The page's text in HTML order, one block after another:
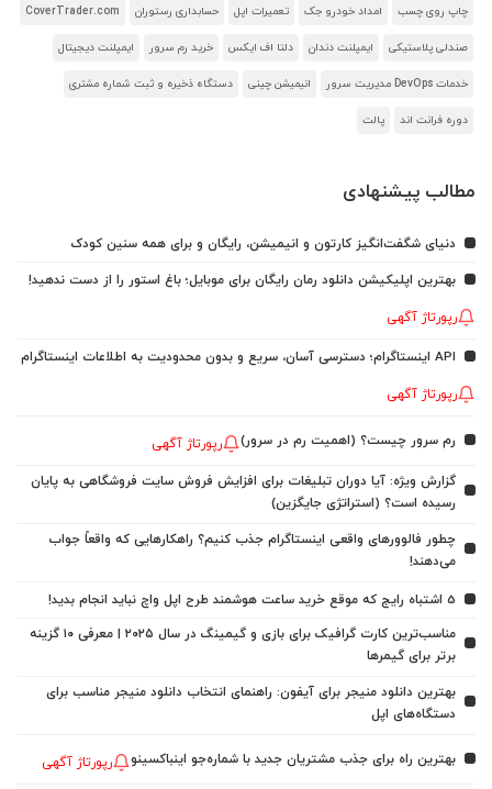
چاپ روی چسب امداد خودرو جک تعمیرات اپل حسابداری رستوران CoverTrader.com
صندلی پلاستیکی ایمپلنت دندان دلتا اف ایکس خرید رم سرور ایمپلنت دیجیتال
خدمات DevOps مدیریت سرور انیمیشن چینی دستگاه ذخیره و ثبت شماره مشتری
دوره فرانت اند پالت
مطالب پیشنهادی
دنیای شگفت‌انگیز کارتون و انیمیشن، رایگان و برای همه سنین کودک
بهترین اپلیکیشن دانلود رمان رایگان برای موبایل؛ باغ استور را از دست ندهید!
رپورتاژ آگهی
API اینستاگرام؛ دسترسی آسان، سریع و بدون محدودیت به اطلاعات اینستاگرام
رپورتاژ آگهی
رم سرور چیست؟ (اهمیت رم در سرور) رپورتاژ آگهی
گزارش ویژه: آیا دوران تبلیغات برای افزایش فروش سایت فروشگاهی به پایان
رسیده است؟ (استراتژی جایگزین)
چطور فالوورهای واقعی اینستاگرام جذب کنیم؟ راهکارهایی که واقعاً جواب
می‌دهند!
5 اشتباه رایج که موقع خرید ساعت هوشمند طرح اپل واچ نباید انجام بدید!
مناسب‌ترین کارت گرافیک برای بازی و گیمینگ در سال ۲۰۲۵ | معرفی ۱۰ گزینه
برتر برای گیمرها
بهترین دانلود منیجر برای آیفون: راهنمای انتخاب دانلود منیجر مناسب برای
دستگاه‌های اپل
بهترین راه برای جذب مشتریان جدید با شماره‌جو اینباکسینو رپورتاژ آگهی